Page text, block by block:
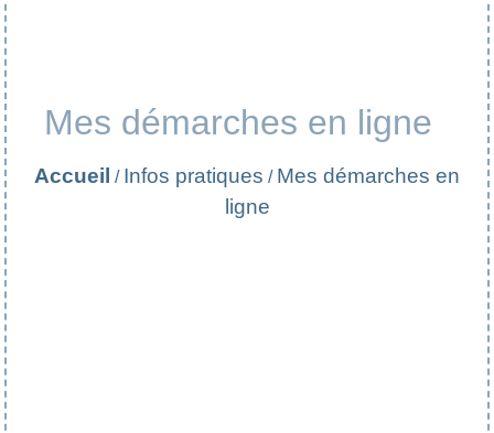
Mes démarches en ligne
Accueil / Infos pratiques / Mes démarches en
ligne